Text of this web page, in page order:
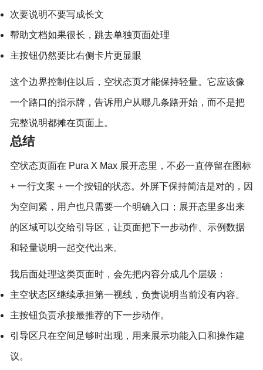
次要说明不要写成长文
帮助文档如果很长，跳去单独页面处理
主按钮仍然要比右侧卡片更显眼
这个边界控制住以后，空状态页才能保持轻量。它应该像
一个路口的指示牌，告诉用户从哪几条路开始，而不是把
完整说明都摊在页面上。
总结
空状态页面在 Pura X Max 展开态里，不必一直停留在图标
+ 一行文案 + 一个按钮的状态。外屏下保持简洁是对的，因
为空间紧，用户也只需要一个明确入口；展开态里多出来
的区域可以交给引导区，让页面把下一步动作、示例数据
和轻量说明一起交代出来。
我后面处理这类页面时，会先把内容分成几个层级：
主空状态区继续承担第一视线，负责说明当前没有内容。
主按钮负责承接最推荐的下一步动作。
引导区只在空间足够时出现，用来展示功能入口和操作建
议。